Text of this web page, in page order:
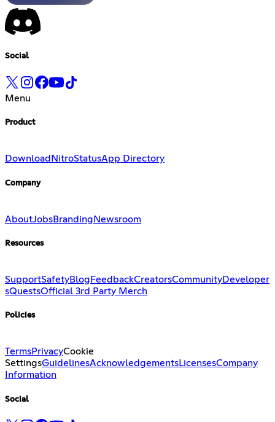
Social
Menu
Product
Download NitroStatusApp Directory
Company
AboutJobsBranding Newsroom
Resources
SupportSafetyBlog FeedbackCreatorsCommunityDeveloper
sQuestsOfficial 3rd Party Merch
Policies
TermsPrivacyCookie
SettingsGuidelinesAcknowledgementsLicensesCompany
Information
Social